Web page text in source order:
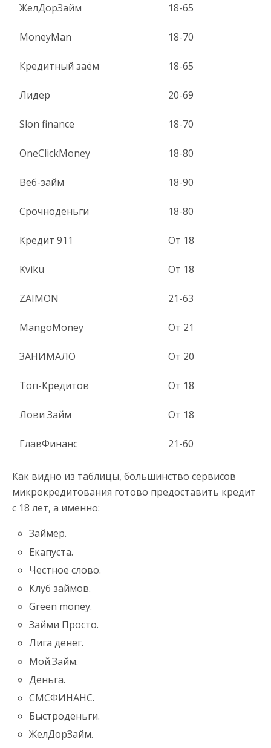
ЖелДорЗайм 18-65
MoneyMan 18-70
Кредитный заём 18-65
Лидер 20-69
Slon finance 18-70
OneClickMoney 18-80
Веб-займ 18-90
Срочноденьги 18-80
Кредит 911 От 18
Kviku От 18
ZAIMON 21-63
MangoMoney От 21
ЗАНИМАЛО От 20
Топ-Кредитов От 18
Лови Займ От 18
ГлавФинанс 21-60
Как видно из таблицы, большинство сервисов
микрокредитования готово предоставить кредит
с 18 лет, а именно:
Займер.
Екапуста.
Честное слово.
Клуб займов.
Green money.
Займи Просто.
Лига денег.
Мой.Займ.
Деньга.
СМСФИНАНС.
Быстроденьги.
ЖелДорЗайм.